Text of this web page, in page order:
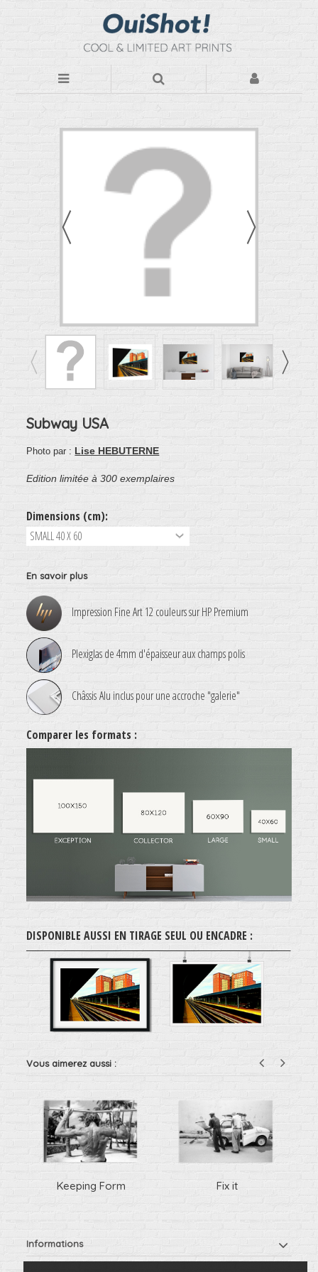
Subway USA
Photo par : Lise HEBUTERNE
Edition limitée à 300 exemplaires
Dimensions (cm):
En savoir plus
Impression Fine Art 12 couleurs sur HP Premium
Plexiglas de 4mm d'épaisseur aux champs polis
Châssis Alu inclus pour une accroche "galerie"
Comparer les formats :
DISPONIBLE AUSSI EN TIRAGE SEUL OU ENCADRE :
Vous aimerez aussi :
Keeping Form Fix it
Informations